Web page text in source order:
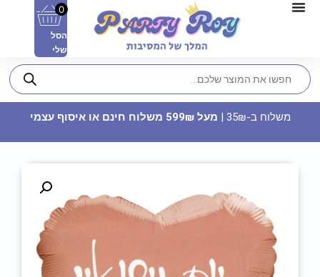
כוסות פלסטיק גדולות - ירוק
+
ADD
0
הסל
שלי
משלוח ב-35₪ | מעל 599₪ משלוח חינם או איסוף עצמי